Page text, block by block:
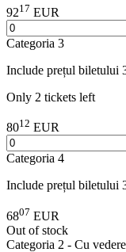
9217 EUR
Categoria 3
Include prețul biletului
Only 2 tickets left
8012 EUR
Categoria 4
Include prețul biletului
6807 EUR
Out of stock
Categoria 2 - Cu